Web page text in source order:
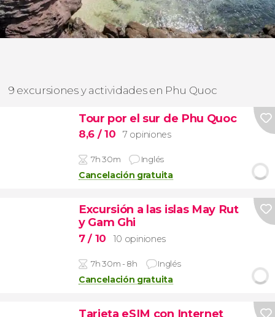
9 excursiones y actividades en Phu Quoc
Tour por el sur de Phu Quoc
8,6 / 10 7 opiniones
7h 30m Inglés
Cancelación gratuita
Excursión a las islas May Rut
y Gam Ghi
7/ 10 10 opiniones
7h 30m - 8h Inglés
Cancelación gratuita
Tarjeta eSIM con Internet